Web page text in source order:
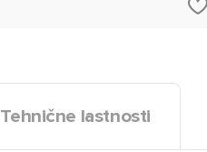
Tehnične lastnosti